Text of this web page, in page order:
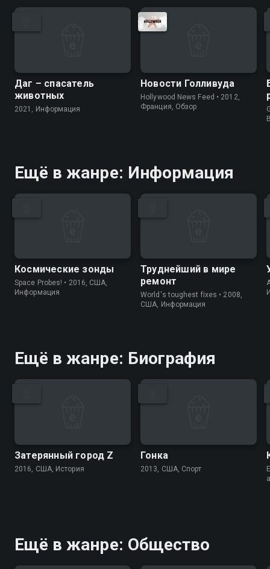
Даг – спасатель
животных
2021, Информация
Новости Голливуда
Hollywood News Feed • 2012,
Франция, Обзор
Ещё в жанре: Информация
Космические зонды
Space Probes! • 2016, США,
Информация
Труднейший в мире
ремонт
World's toughest fixes • 2008,
США, Информация
Ещё в жанре: Биография
Затерянный город Z
2016, США, История
Гонка
2013, США, Спорт
Ещё в жанре: Общество